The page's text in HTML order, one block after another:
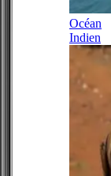
Océan
Indien